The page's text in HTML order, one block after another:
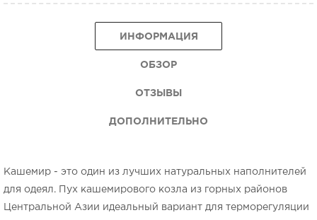
ИНФОРМАЦИЯ
ОБЗОР
ОТЗЫВЫ
ДОПОЛНИТЕЛЬНО
Кашемир - это один из лучших натуральных наполнителей
для одеял. Пух кашемирового козла из горных районов
Центральной Азии идеальный вариант для терморегуляции